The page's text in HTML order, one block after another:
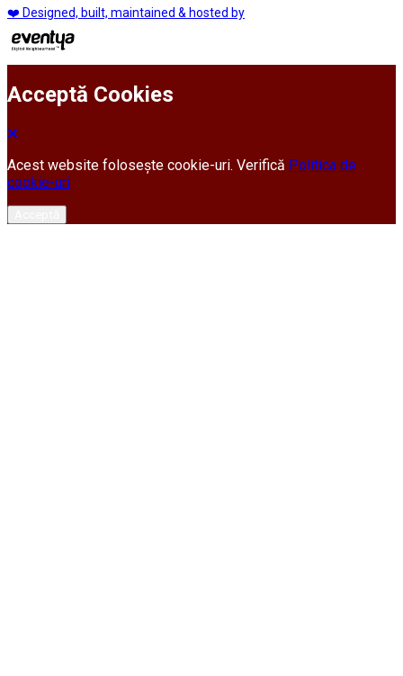
❤️ Designed, built, maintained & hosted by
Acceptă Cookies
Acest website folosește cookie-uri. Verifică Politica de
cookie-uri